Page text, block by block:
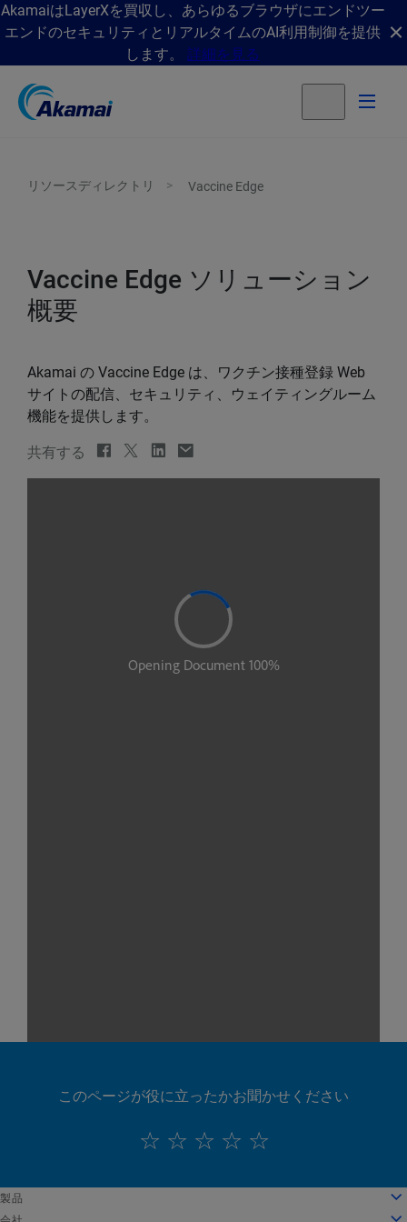
AkamaiはLayerXを買収し、あらゆるブラウザにエンドツー
エンドのセキュリティとリアルタイムのAI利用制御を提供
します。 詳細を見る
リソースディレクトリ Vaccine Edge
Vaccine Edge ソリューション
概要
Akamai の Vaccine Edge は、ワクチン接種登録 Web
サイトの配信、セキュリティ、ウェイティングルーム
機能を提供します。
共有する
このページが役に立ったかお聞かせください
製品
クラウドコンピューティング
Deutsch